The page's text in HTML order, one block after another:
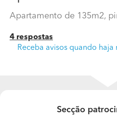
Apartamento de 135m2,
4 respostas
Receba avisos quando haja
Secção